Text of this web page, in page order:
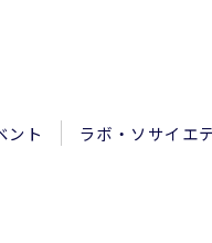
ント ラボ・ソサイエ